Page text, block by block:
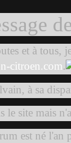
et à tous,
citroen.com.
à sa
le site mais
est né l'an